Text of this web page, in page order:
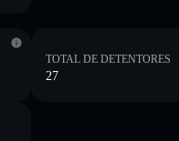
TOTAL DE DETENTORES
27